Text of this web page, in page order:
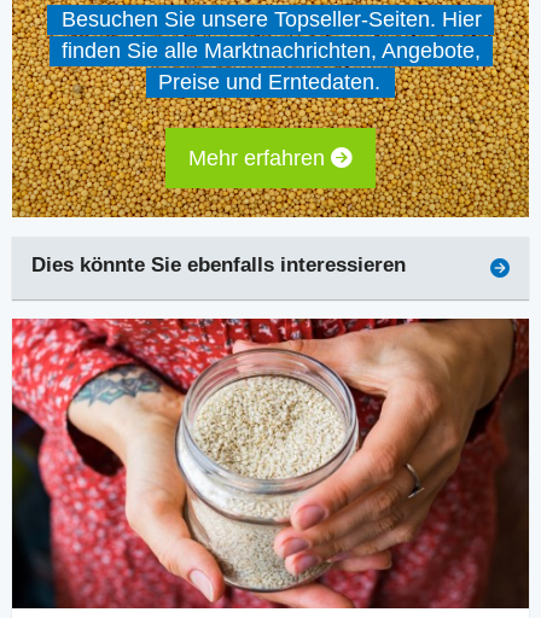
Besuchen Sie unsere Topseller-Seiten. Hier
finden Sie alle Marktnachrichten, Angebote,
Preise und Erntedaten.
Mehr erfahren
Dies könnte Sie ebenfalls interessieren